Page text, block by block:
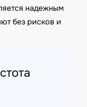
надежным
без рисков и